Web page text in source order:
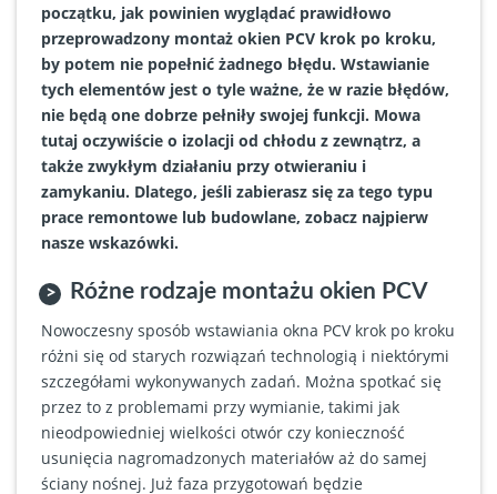
początku, jak powinien wyglądać prawidłowo
przeprowadzony montaż okien PCV krok po kroku,
by potem nie popełnić żadnego błędu. Wstawianie
tych elementów jest o tyle ważne, że w razie błędów,
nie będą one dobrze pełniły swojej funkcji. Mowa
tutaj oczywiście o izolacji od chłodu z zewnątrz, a
także zwykłym działaniu przy otwieraniu i
zamykaniu. Dlatego, jeśli zabierasz się za tego typu
prace remontowe lub budowlane, zobacz najpierw
nasze wskazówki.
Różne rodzaje montażu okien PCV
Nowoczesny sposób wstawiania okna PCV krok po kroku
różni się od starych rozwiązań technologią i niektórymi
szczegółami wykonywanych zadań. Można spotkać się
przez to z problemami przy wymianie, takimi jak
nieodpowiedniej wielkości otwór czy konieczność
usunięcia nagromadzonych materiałów aż do samej
ściany nośnej. Już faza przygotowań będzie